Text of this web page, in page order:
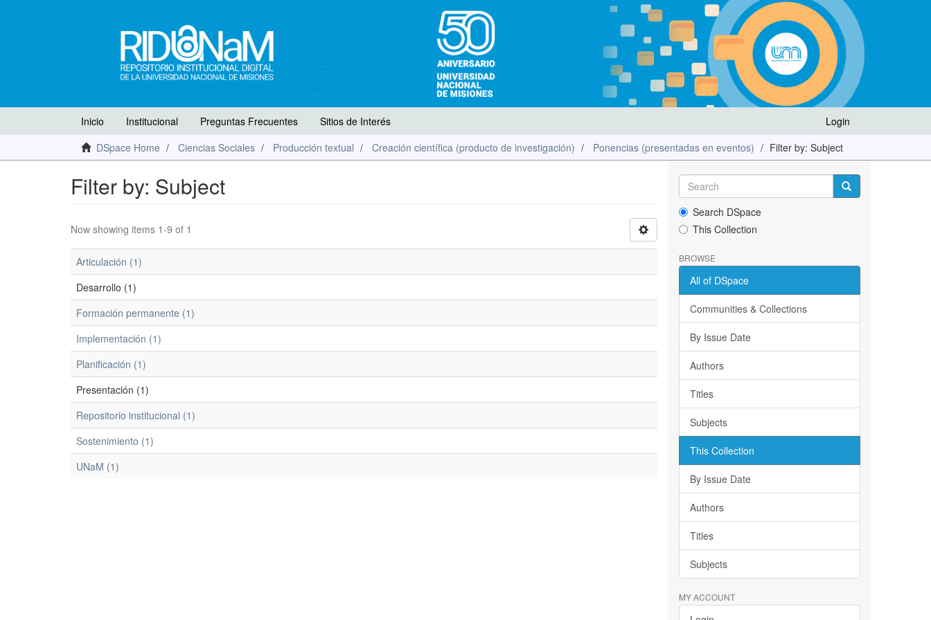
Login
Inicio Institucional Preguntas Frecuentes
Sitios de Interés
DSpace Home
Ciencias Sociales Producción textual Creación científica (producto de investigación) Ponencias (presentadas en eventos) Filter by: Subject
Filter by: Subject
Now showing items 1-9 of 1
Articulación (1)
Desarrollo (1)
Formación permanente (1)
Implementación (1)
Planificación (1)
Presentación (1)
Repositorio institucional (1)
Sostenimiento (1)
UNaM (1)
Search DSpace
This Collection
BROWSE
All of DSpace
Communities & Collections
By Issue Date
Authors
Titles
Subjects
This Collection
By Issue Date
Authors
Titles
Subjects
MY ACCOUNT